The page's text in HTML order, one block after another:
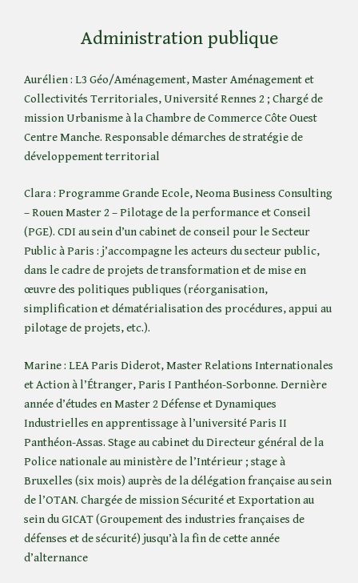
Administration publique
Aurélien : L3 Géo/Aménagement, Master Aménagement et
Collectivités Territoriales, Université Rennes 2 ; Chargé de
mission Urbanisme à la Chambre de Commerce Côte Ouest
Centre Manche. Responsable démarches de stratégie de
développement territorial
Clara : Programme Grande Ecole, Neoma Business Consulting
– Rouen Master 2 – Pilotage de la performance et Conseil
(PGE). CDI au sein d’un cabinet de conseil pour le Secteur
Public à Paris : j’accompagne les acteurs du secteur public,
dans le cadre de projets de transformation et de mise en
œuvre des politiques publiques (réorganisation,
simplification et dématérialisation des procédures, appui au
pilotage de projets, etc.).
Marine : LEA Paris Diderot, Master Relations Internationales
et Action à l’Étranger, Paris I Panthéon-Sorbonne. Dernière
année d’études en Master 2 Défense et Dynamiques
Industrielles en apprentissage à l’université Paris II
Panthéon-Assas. Stage au cabinet du Directeur général de la
Police nationale au ministère de l’Intérieur ; stage à
Bruxelles (six mois) auprès de la délégation française au sein
de l’OTAN. Chargée de mission Sécurité et Exportation au
sein du GICAT (Groupement des industries françaises de
défenses et de sécurité) jusqu’à la fin de cette année
d’alternance